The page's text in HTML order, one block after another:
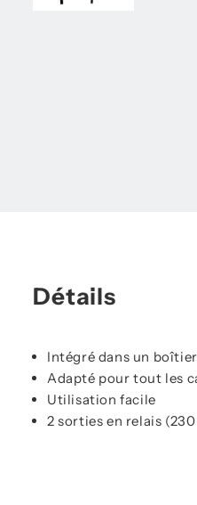
Détails
Intégré dans un
Adapté pour tout les
Utilisation facile
2 sorties en relais (230